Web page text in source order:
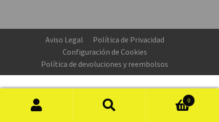
Búsqueda
0
Aviso Legal
Política de Privacidad
Configuración de Cookies
Política de devoluciones y reembolsos